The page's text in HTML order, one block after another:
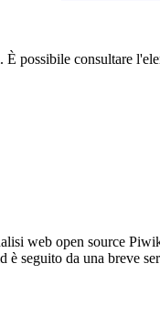
possibile consultare
web open source
seguito da una breve